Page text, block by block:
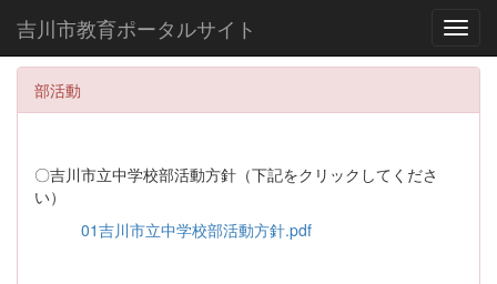
吉川市教育ポータルサイト
部活動
〇吉川市立中学校部活動方針（下記をクリックしてくださ
い）
01吉川市立中学校部活動方針.pdf